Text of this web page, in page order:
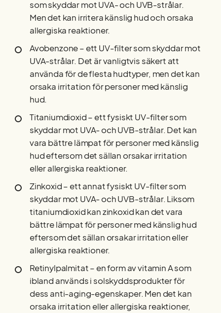
som skyddar mot UVA- och UVB-strålar.
Men det kan irritera känslig hud och orsaka
allergiska reaktioner.
Avobenzone – ett UV-filter som skyddar mot
UVA-strålar. Det är vanligtvis säkert att
använda för de flesta hudtyper, men det kan
orsaka irritation för personer med känslig
hud.
Titaniumdioxid – ett fysiskt UV-filter som
skyddar mot UVA- och UVB-strålar. Det kan
vara bättre lämpat för personer med känslig
hud eftersom det sällan orsakar irritation
eller allergiska reaktioner.
Zinkoxid – ett annat fysiskt UV-filter som
skyddar mot UVA- och UVB-strålar. Liksom
titaniumdioxid kan zinkoxid kan det vara
bättre lämpat för personer med känslig hud
eftersom det sällan orsakar irritation eller
allergiska reaktioner.
Retinylpalmitat – en form av vitamin A som
ibland används i solskyddsprodukter för
dess anti-aging-egenskaper. Men det kan
orsaka irritation eller allergiska reaktioner,